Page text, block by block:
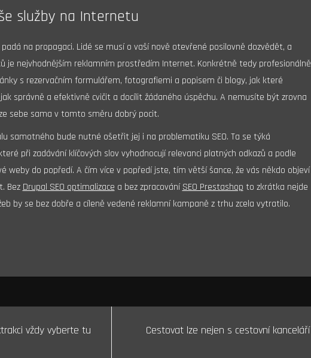
služby na Internetu
na propagaci. Lidé se musí o vaší nově otevřené posilovně dozvědět, a
je nejvhodnějším reklamním prostředím Internet. Konkrétně tedy profesionálně
s rezervačním formulářem, fotografiemi a popisem či blogy, jak které
správně a efektivně cvičit a docílit žádaného úspěchu. A nemusíte být zrovna
sebe sama v tomto směru dobrý pocit.
samotného bude nutné ošetřit jej i na problematiku SEO. Ta se týká
při zadávání klíčových slov vyhodnocují relevanci platných odkazů a podle
weby do popředí. A čím více v popředí jste, tím větší šance, že vás někdo objeví
Bez Drupal SEO optimalizace a bez zpracováníSEO Prestashop to zkrátka nejde
by se bez dobře a cíleně vedené reklamní kampaně z trhu zcela vytratilo.
vždy vyberte tu
Cestovat lze nejen s cestovní kanceláří